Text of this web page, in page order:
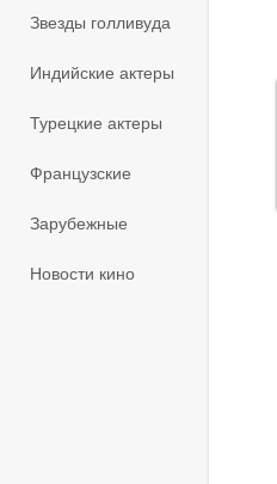
Звезды голливуда
Индийские актеры
Турецкие актеры
Французские
Зарубежные
Новости кино